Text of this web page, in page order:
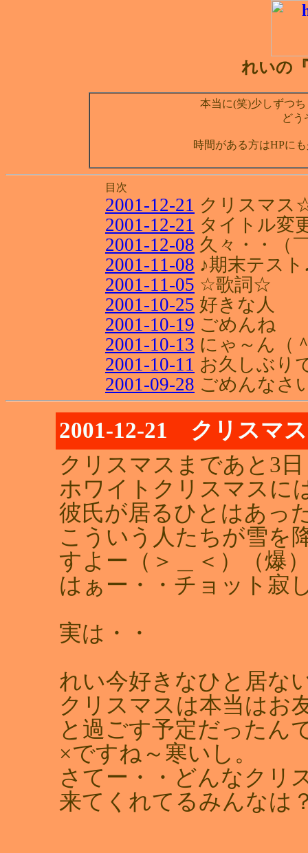
れいの
本当に(笑)少しずつ
どう
時間がある方はHPに
目次
2001-12-21 クリスマス
2001-12-21 タイトル変
2001-12-08 久々・・（
2001-11-08 ♪期末テスト
2001-11-05 ☆歌詞☆
2001-10-25 好きな人
2001-10-19 ごめんね
2001-10-13 にゃ～ん（
2001-10-11 お久しぶり
2001-09-28 ごめんなさ
2001-12-21 クリスマ
クリスマスまであと3
ホワイトクリスマスに
彼氏が居るひとはあっ
こういう人たちが雪を
すよー（＞＿＜）（爆
はぁー・・チョット寂
実は・・
れい今好きなひと居な
クリスマスは本当はお
と過ごす予定だったん
×ですね～寒いし。
さてー・・どんなクリ
来てくれてるみんなは